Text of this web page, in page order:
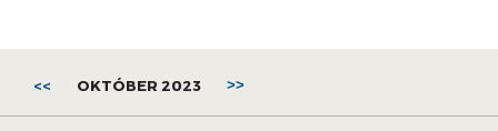
<< OKTÓBER 2023 >>